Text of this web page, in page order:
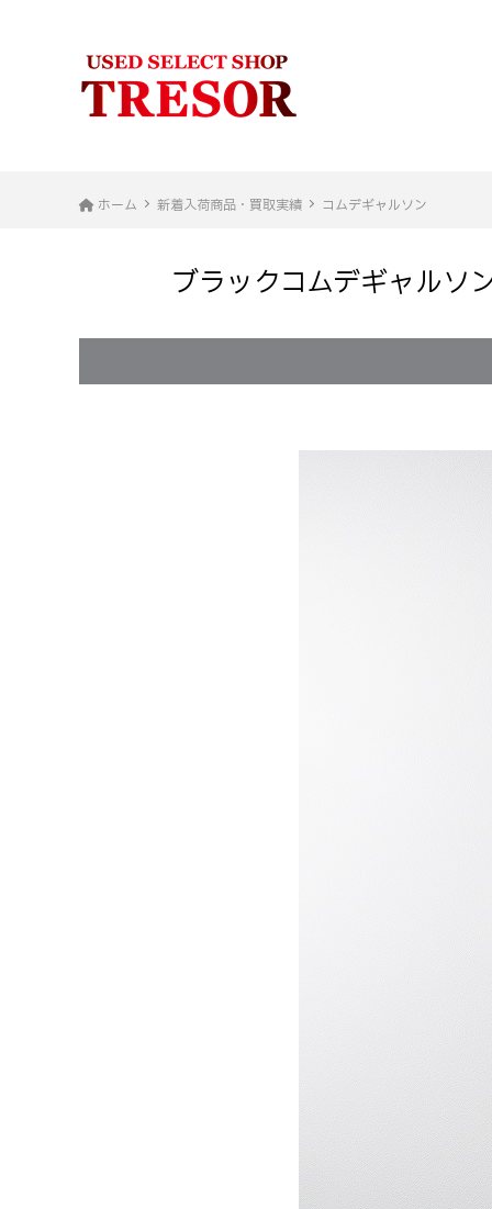
ホーム 新着入荷商品・買取実績 コムデギャルソン
ブラックコムデギャルソ